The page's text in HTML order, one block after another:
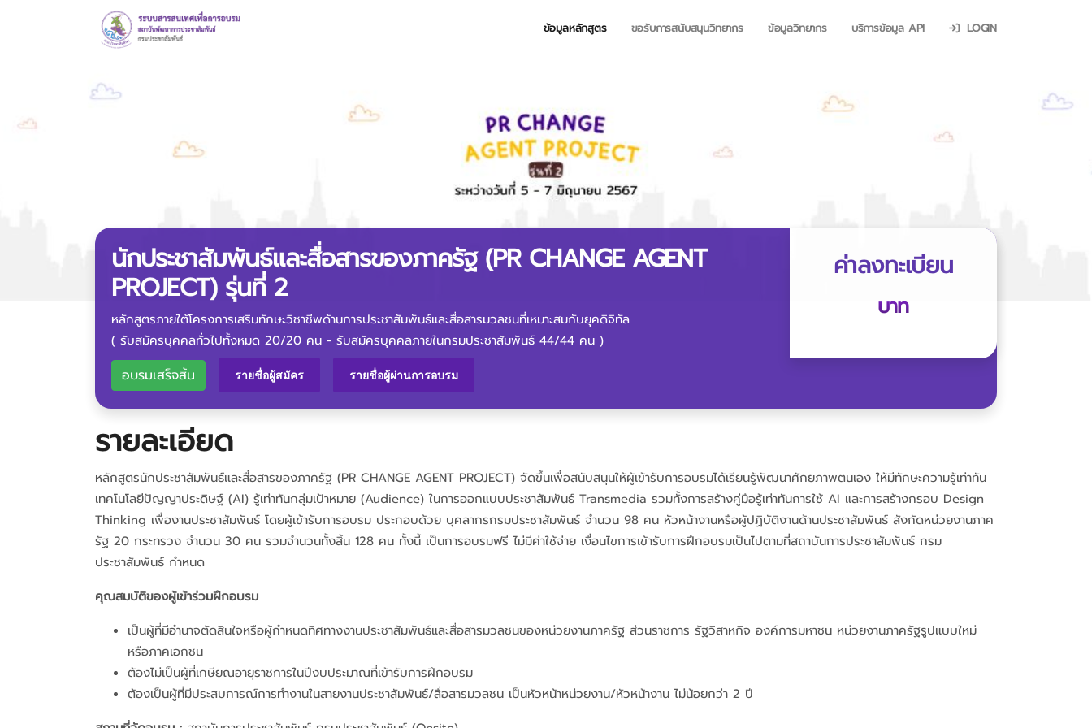
ข้อมูลหลักสูตร ขอรับการสนับสนุนวิทยากร ข้อมูลวิทยากร บริการข้อมูล API LOGIN
นักประชาสัมพันธ์และสื่อสารของภาครัฐ (PR CHANGE AGENT
PROJECT) รุ่นที่ 2
หลักสูตรภายใต้โครงการเสริมทักษะวิชาชีพด้านการประชาสัมพันธ์และสื่อสารมวลชนที่เหมาะสมกับยุคดิจิทัล
( รับสมัครบุคคลทั่วไปทั้งหมด 20/20 คน - รับสมัครบุคคลภายในกรมประชาสัมพันธ์ 44/44 คน )
อบรมเสร็จสิ้น รายชื่อผู้สมัคร รายชื่อผู้ผ่านการอบรม
ค่าลงทะเบียน
บาท
รายละเอียด
หลักสูตรนักประชาสัมพันธ์และสื่อสารของภาครัฐ (PR CHANGE AGENT PROJECT) จัดขึ้นเพื่อสนับสนุนให้ผู้เข้ารับการอบรมได้เรียนรู้พัฒนาศักยภาพตนเอง ให้มีทักษะความรู้เท่าทัน
เทคโนโลยีปัญญาประดิษฐ์ (AI) รู้เท่าทันกลุ่มเป้าหมาย (Audience) ในการออกแบบประชาสัมพันธ์ Transmedia รวมทั้งการสร้างคู่มือรู้เท่าทันการใช้ AI และการสร้างกรอบ Design
Thinking เพื่องานประชาสัมพันธ์ โดยผู้เข้ารับการอบรม ประกอบด้วย บุคลากรกรมประชาสัมพันธ์ จำนวน 98 คน หัวหน้างานหรือผู้ปฏิบัติงานด้านประชาสัมพันธ์ สังกัดหน่วยงานภาค
รัฐ 20 กระทรวง จำนวน 30 คน รวมจำนวนทั้งสิ้น 128 คน ทั้งนี้ เป็นการอบรมฟรี ไม่มีค่าใช้จ่าย เงื่อนไขการเข้ารับการฝึกอบรมเป็นไปตามที่สถาบันการประชาสัมพันธ์ กรม
ประชาสัมพันธ์ กำหนด
คุณสมบัติของผู้เข้าร่วมฝึกอบรม
เป็นผู้ที่มีอำนาจตัดสินใจหรือผู้กำหนดทิศทางงานประชาสัมพันธ์และสื่อสารมวลชนของหน่วยงานภาครัฐ ส่วนราชการ รัฐวิสาหกิจ องค์การมหาชน หน่วยงานภาครัฐรูปแบบใหม่
หรือภาคเอกชน
ต้องไม่เป็นผู้ที่เกษียณอายุราชการในปีงบประมาณที่เข้ารับการฝึกอบรม
ต้องเป็นผู้ที่มีประสบการณ์การทำงานในสายงานประชาสัมพันธ์/สื่อสารมวลชน เป็นหัวหน้าหน่วยงาน/หัวหน้างาน ไม่น้อยกว่า 2 ปี